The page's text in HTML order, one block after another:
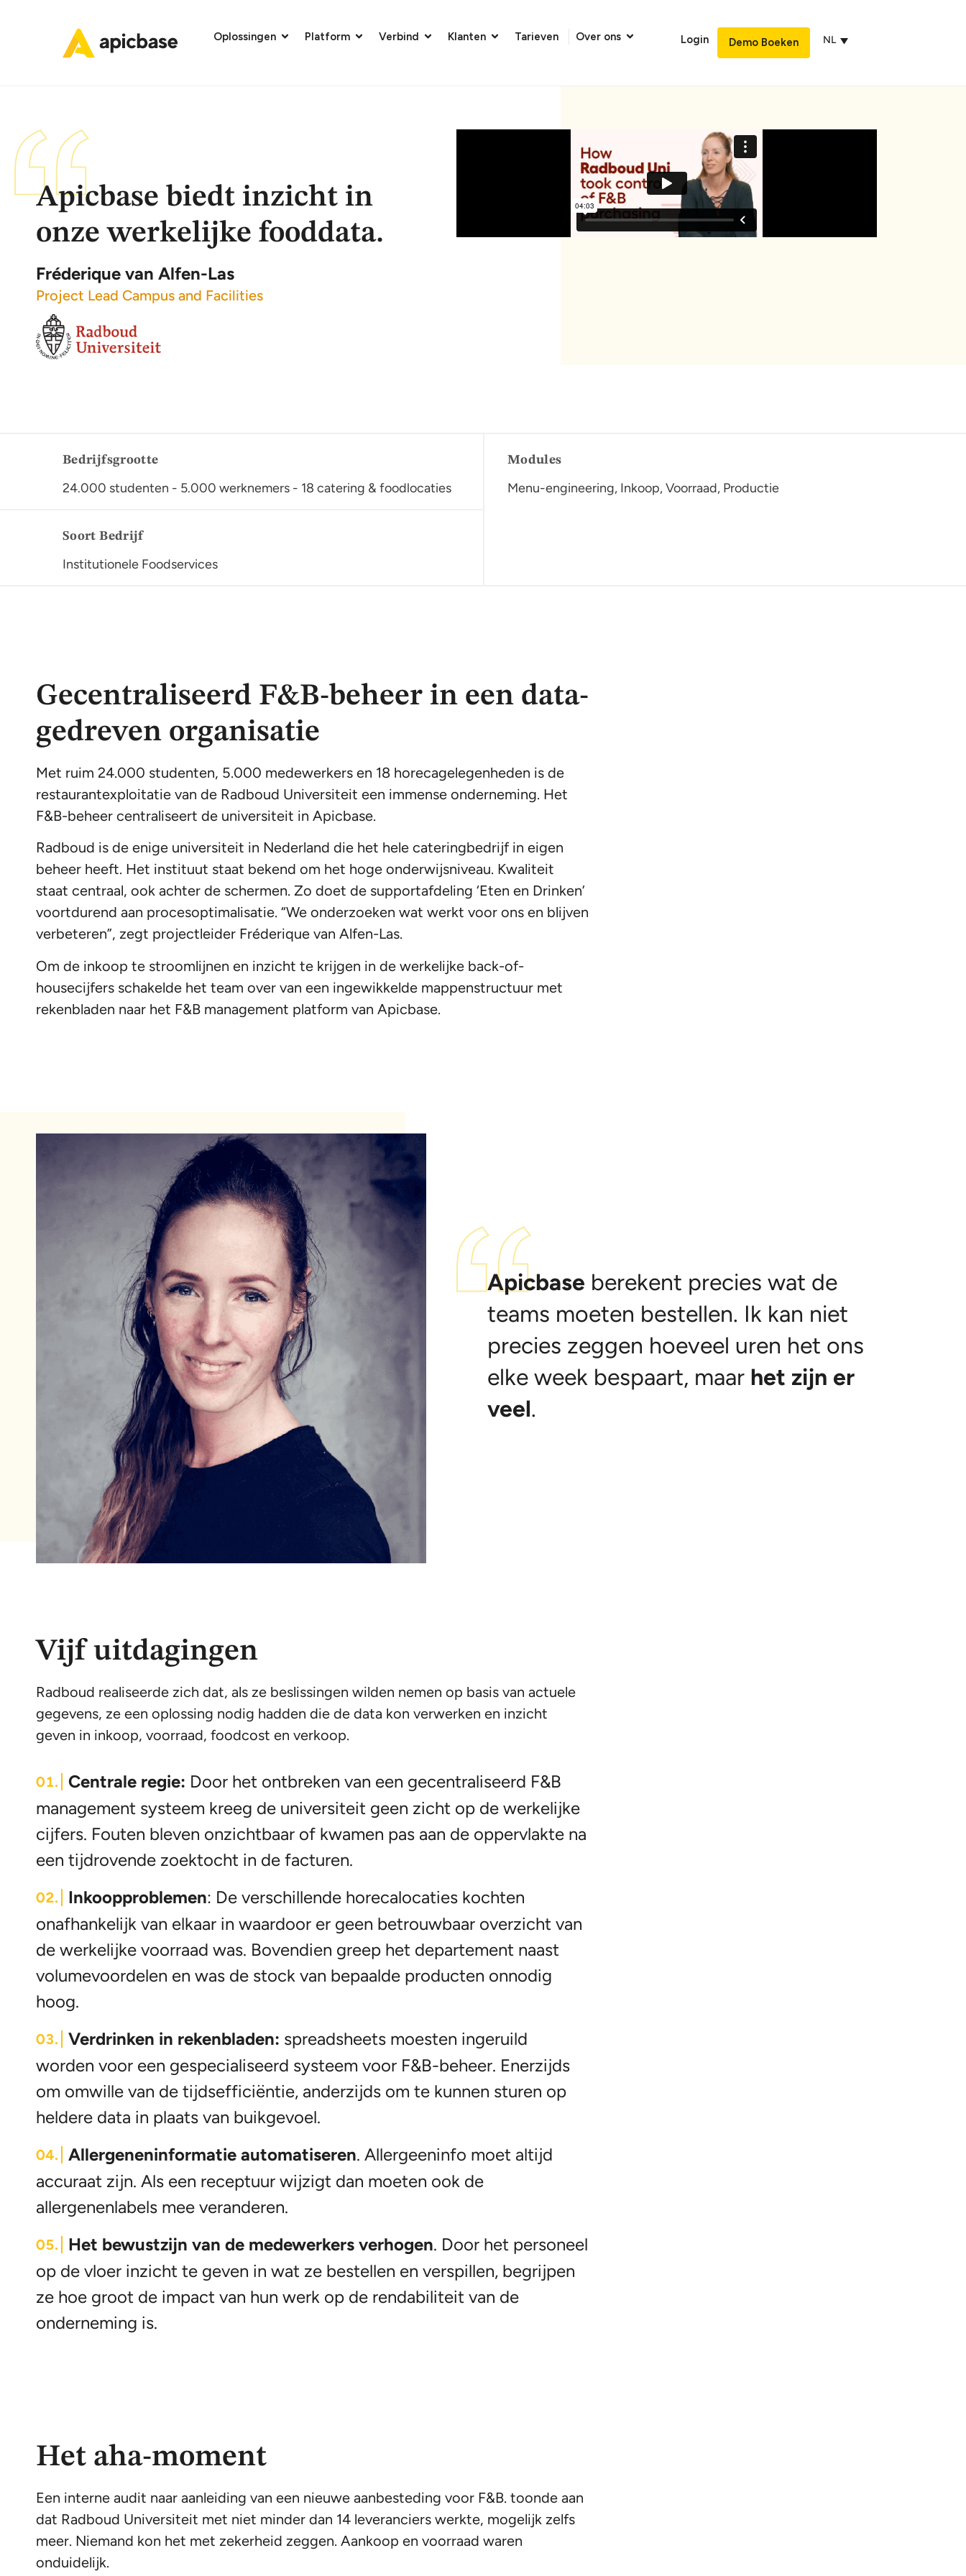
Oplossingen Platform Verbind Klanten Tarieven Over ons Login Demo Boeken NL
Apicbase biedt inzicht in
onze werkelijke fooddata.
Fréderique van Alfen-Las
Project Lead Campus and Facilities
Bedrijfsgrootte
24.000 studenten - 5.000 werknemers - 18 catering & foodlocaties
Soort Bedrijf
Institutionele Foodservices
Modules
Menu-engineering, Inkoop, Voorraad, Productie
Gecentraliseerd F&B-beheer in een data-
gedreven organisatie
Met ruim 24.000 studenten, 5.000 medewerkers en 18 horecagelegenheden is de
restaurantexploitatie van de Radboud Universiteit een immense onderneming. Het
F&B-beheer centraliseert de universiteit in Apicbase.
Radboud is de enige universiteit in Nederland die het hele cateringbedrijf in eigen
beheer heeft. Het instituut staat bekend om het hoge onderwijsniveau. Kwaliteit
staat centraal, ook achter de schermen. Zo doet de supportafdeling ‘Eten en Drinken’
voortdurend aan procesoptimalisatie. “We onderzoeken wat werkt voor ons en blijven
verbeteren”, zegt projectleider Fréderique van Alfen-Las.
Om de inkoop te stroomlijnen en inzicht te krijgen in de werkelijke back-of-
housecijfers schakelde het team over van een ingewikkelde mappenstructuur met
rekenbladen naar het F&B management platform van Apicbase.
Apicbase berekent precies wat de
teams moeten bestellen. Ik kan niet
precies zeggen hoeveel uren het ons
elke week bespaart, maar het zijn er
veel.
Vijf uitdagingen
Radboud realiseerde zich dat, als ze beslissingen wilden nemen op basis van actuele
gegevens, ze een oplossing nodig hadden die de data kon verwerken en inzicht
geven in inkoop, voorraad, foodcost en verkoop.
Centrale regie: Door het ontbreken van een gecentraliseerd F&B
management systeem kreeg de universiteit geen zicht op de werkelijke
cijfers. Fouten bleven onzichtbaar of kwamen pas aan de oppervlakte na
een tijdrovende zoektocht in de facturen.
Inkoopproblemen: De verschillende horecalocaties kochten
onafhankelijk van elkaar in waardoor er geen betrouwbaar overzicht van
de werkelijke voorraad was. Bovendien greep het departement naast
volumevoordelen en was de stock van bepaalde producten onnodig
hoog.
Verdrinken in rekenbladen: spreadsheets moesten ingeruild
worden voor een gespecialiseerd systeem voor F&B-beheer. Enerzijds
om omwille van de tijdsefficiëntie, anderzijds om te kunnen sturen op
heldere data in plaats van buikgevoel.
Allergeneninformatie automatiseren. Allergeeninfo moet altijd
accuraat zijn. Als een receptuur wijzigt dan moeten ook de
allergenenlabels mee veranderen.
Het bewustzijn van de medewerkers verhogen. Door het personeel
op de vloer inzicht te geven in wat ze bestellen en verspillen, begrijpen
ze hoe groot de impact van hun werk op de rendabiliteit van de
onderneming is.
Het aha-moment
Een interne audit naar aanleiding van een nieuwe aanbesteding voor F&B. toonde aan
dat Radboud Universiteit met niet minder dan 14 leveranciers werkte, mogelijk zelfs
meer. Niemand kon het met zekerheid zeggen. Aankoop en voorraad waren
onduidelijk.